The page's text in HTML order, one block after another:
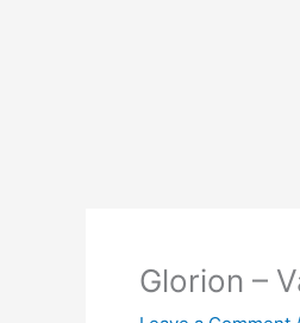
Glorion –